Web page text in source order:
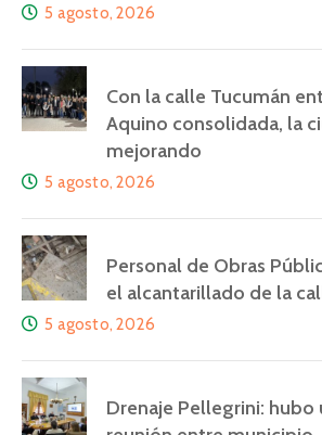
5 agosto, 2026
Con la calle Tucumán
Aquino consolidada, la
mejorando
5 agosto, 2026
Personal de Obras
el alcantarillado de la
5 agosto, 2026
Drenaje Pellegrini: hubo